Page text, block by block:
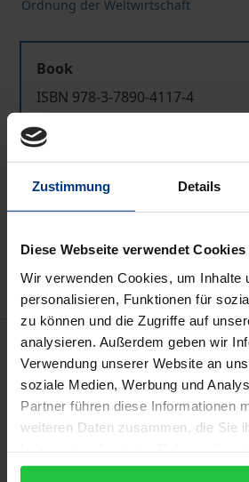
Zustimmung Details
Diese Webseite verwendet Cookies
Wir verwenden Cookies, um Inhalte
personalisieren, Funktionen für
zu können und die Zugriffe auf
analysieren. Außerdem geben wir
Verwendung unserer Website an
soziale Medien, Werbung und
Partner führen diese Informationen
weiteren Daten zusammen, die Sie
gesammelt haben.
Ordnung der Weltwirtschaft
Book
ISBN 978-3-7890-4117-4
Not available
Delivery cost notice
Bibliographical data
Edition
1
ISBN